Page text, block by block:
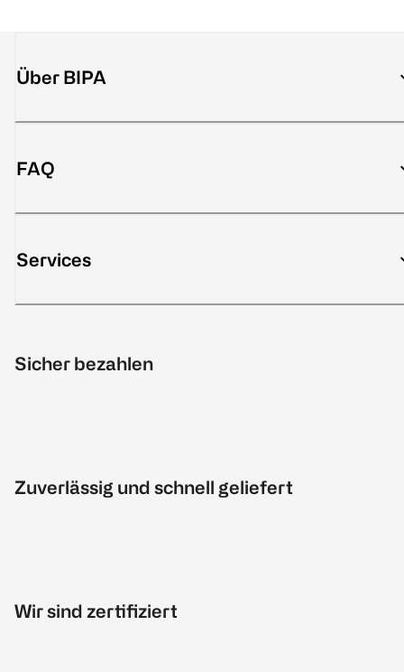
Über BIPA
FAQ
Services
Sicher bezahlen
Zuverlässig und schnell geliefert
Wir sind zertifiziert